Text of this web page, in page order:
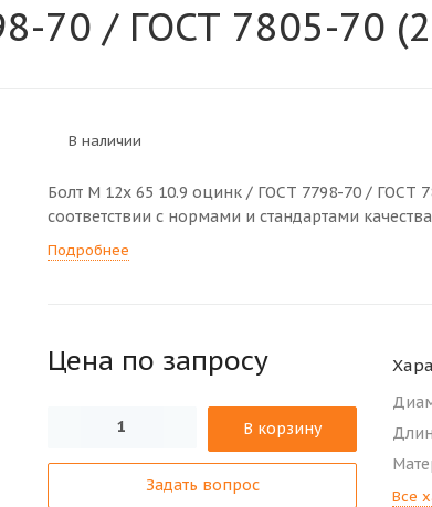
70 / ГОСТ 7805-70
В наличии
Болт M 12x 65 10.9 оцинк / ГОСТ 7798-70 / ГОСТ
соответствии с нормами и стандартами
Подробнее
Цена по запросу
В корзину
Задать вопрос
Все